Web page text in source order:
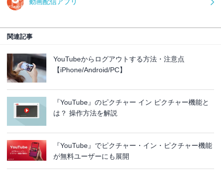
関連記事
YouTubeからログアウトする方法・注意点
【iPhone/Android/PC】
『YouTube』のピクチャー イン ピクチャー機能と
は？ 操作方法を解説
『YouTube』でピクチャー・イン・ピクチャー機能
が無料ユーザーにも展開